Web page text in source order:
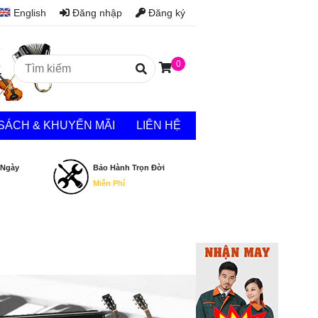
English Đăng nhập Đăng ký
0
& KHUYẾN MÃI LIÊN HỆ
Bảo Hành Trọn Đời
Miễn Phí